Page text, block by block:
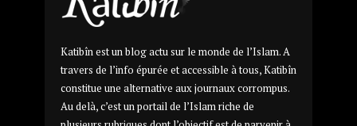
Katibîn est un blog actu sur le monde de l’Islam. A
travers de l’info épurée et accessible à tous, Katibîn
constitue une alternative aux journaux corrompus.
Au delà, c’est un portail de l’Islam riche de